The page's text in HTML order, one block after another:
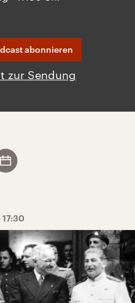
abonnieren
zur Sendung
17:30